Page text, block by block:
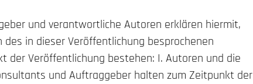
und verantwortliche Autoren erklären hiermit,
in dieser Veröffentlichung besprochenen
der Veröffentlichung bestehen: I. Autoren und die
und Auftraggeber halten zum Zeitpunkt der